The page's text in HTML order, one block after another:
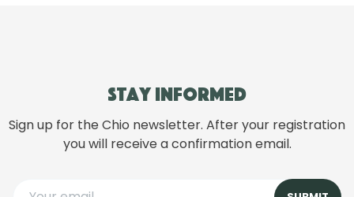
Stay informed
Sign up for the Chio newsletter. After your registration
you will receive a confirmation email.